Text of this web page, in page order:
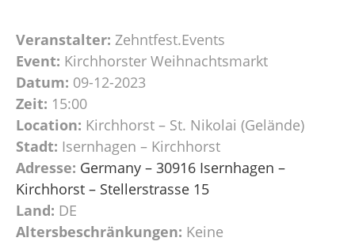
Veranstalter: Zehntfest.Events
Event: Kirchhorster Weihnachtsmarkt
Datum: 09-12-2023
Zeit: 15:00
Location: Kirchhorst – St. Nikolai (Gelände)
Stadt: Isernhagen – Kirchhorst
Adresse: Germany – 30916 Isernhagen –
Kirchhorst – Stellerstrasse 15
Land: DE
Altersbeschränkungen: Keine